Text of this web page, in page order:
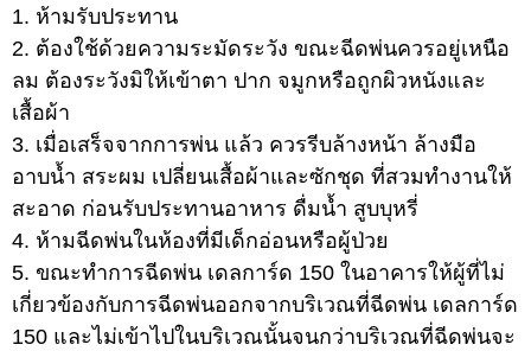
1. ห้ามรับประทาน
2. ต้องใช้ด้วยความระมัดระวัง ขณะฉีดพ่นควรอยู่เหนือ
ลม ต้องระวังมิให้เข้าตา ปาก จมูกหรือถูกผิวหนังและ
เสื้อผ้า
3. เมื่อเสร็จจากการพ่น แล้ว ควรรีบล้างหน้า ล้างมือ
อาบน้ำ สระผม เปลี่ยนเสื้อผ้าและซักชุด ที่สวมทำงานให้
สะอาด ก่อนรับประทานอาหาร ดื่มน้ำ สูบบุหรี่
4. ห้ามฉีดพ่นในห้องที่มีเด็กอ่อนหรือผู้ป่วย
5. ขณะทำการฉีดพ่น เดลการ์ด 150 ในอาคารให้ผู้ที่ไม่
เกี่ยวข้องกับการฉีดพ่นออกจากบริเวณที่ฉีดพ่น เดลการ์ด
150 และไม่เข้าไปในบริเวณนั้นจนกว่าบริเวณที่ฉีดพ่นจะ